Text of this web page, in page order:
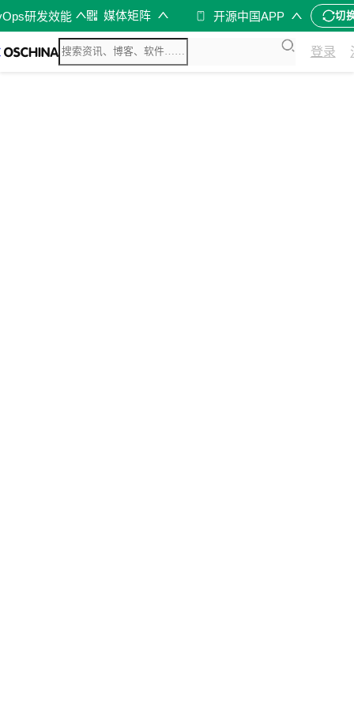
研发效能 媒体矩阵 开源中国APP 切
登录